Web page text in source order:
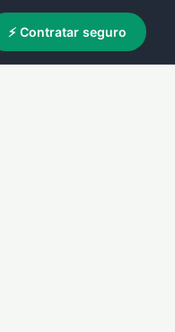
⚡ Contratar seguro